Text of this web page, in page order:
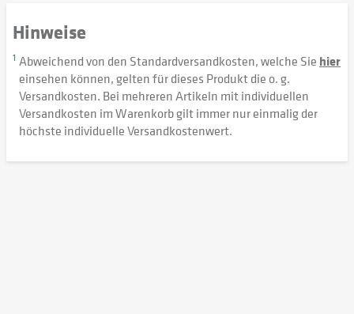
Hinweise
1 Abweichend von den Standardversandkosten, welche Sie hier
einsehen können, gelten für dieses Produkt die o. g.
Versandkosten. Bei mehreren Artikeln mit individuellen
Versandkosten im Warenkorb gilt immer nur einmalig der
höchste individuelle Versandkostenwert.